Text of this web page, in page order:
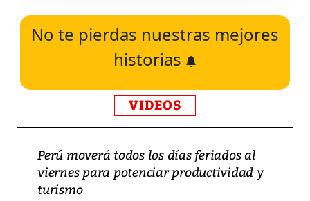
No te pierdas nuestras mejores
historias
VIDEOS
Perú moverá todos los días feriados al
viernes para potenciar productividad y
turismo